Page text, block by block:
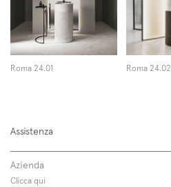
Roma 24.01 Roma 24.02
Assistenza
Azienda
Clicca qui